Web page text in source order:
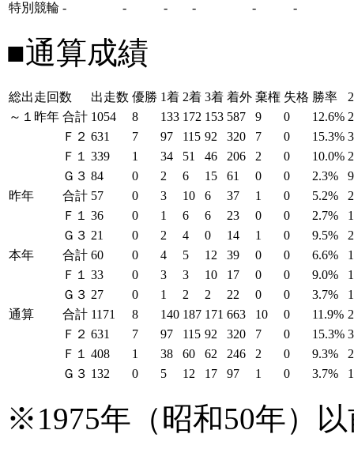
特別競輪 - - - - - -
■通算成績
総出走回数 出走数 優勝 1着 2着 3着 着外 棄権 失格 勝率
～１昨年 合計 1054 8 133 172 153 587 9 0 12.6%
Ｆ２ 631 7 97 115 92 320 7 0 15.3%
Ｆ１
339 1 34 51 46 206 2 0 10.0%
Ｇ３ 84 0 2 6 15 61 0 0 2.3%
昨年
合計 57 0 3 10 6 37 1 0 5.2%
Ｆ１
36 0 1 6 6 23 0 0 2.7%
Ｇ３ 21 0 2 4 0 14 1 0 9.5%
本年
合計 60 0 4 5 12 39 0 0 6.6%
Ｆ１
33 0 3 3 10 17 0 0 9.0%
Ｇ３ 27 0 1 2 2 22 0 0 3.7%
通算
合計 1171 8 140 187 171 663 10 0 11.9%
Ｆ２ 631 7 97 115 92 320 7 0 15.3%
Ｆ１
408 1 38 60 62 246 2 0 9.3%
Ｇ３ 132 0 5 12 17 97 1 0 3.7%
※1975年（昭和50年）